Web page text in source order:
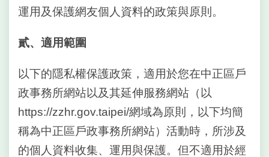
務
上
詢
申
請
件
運用及保護網友個人資料的政策與原則。
貳、適用範圍
以下的隱私權保護政策，適用於您在中正區戶
政事務所網站以及其延伸服務網站（以
https://zzhr.gov.taipei/網域為原則，以下均簡
稱為中正區戶政事務所網站）活動時，所涉及
的個人資料收集、運用與保護。但不適用於經